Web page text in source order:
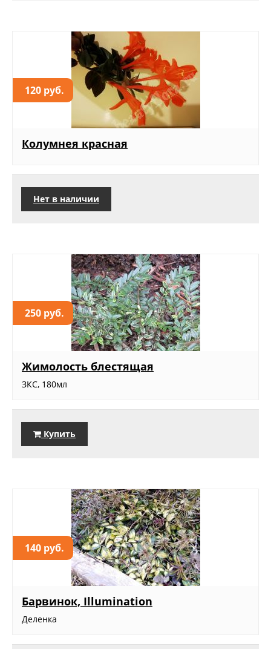
120 руб.
Колумнея красная
Нет в наличии
250 руб.
Жимолость блестящая
ЗКС, 180мл
Купить
140 руб.
Барвинок, Illumination
Деленка